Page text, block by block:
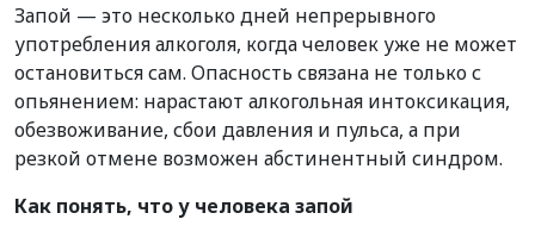
Запой — это несколько дней непрерывного
употребления алкоголя, когда человек уже не может
остановиться сам. Опасность связана не только с
опьянением: нарастают алкогольная интоксикация,
обезвоживание, сбои давления и пульса, а при
резкой отмене возможен абстинентный синдром.
Как понять, что у человека запой